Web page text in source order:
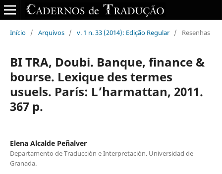
Início / Arquivos / v. 1 n. 33 (2014): Edição Regular / Resenhas
BI TRA, Doubi. Banque, finance &
bourse. Lexique des termes
usuels. París: L’harmattan, 2011.
367 p.
Elena Alcalde Peñalver
Departamento de Traducción e Interpretación. Universidad de
Granada.